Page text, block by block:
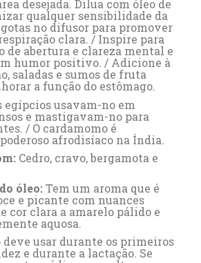
desejada. Dilua com óleo de
qualquer sensibilidade da
gotas no difusor para promover
clara. / Inspire para
de abertura e clareza mental e
humor positivo. / Adicione à
saladas e sumos de fruta
a função do estômago.
egípcios usavam-no em
e mastigavam-no para
/ O cardamomo é
afrodisíaco na Índia.
Cedro, cravo,bergamota e
óleo:Tem um aroma que é
e picante com nuances
cor clara a amarelo pálido e
aquosa.
deve usar durante os primeiros
e durante a lactação. Se